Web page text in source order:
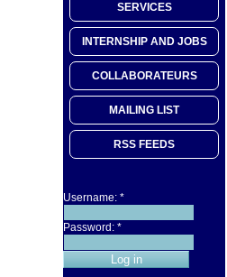
SERVICES
INTERNSHIP AND JOBS
COLLABORATEURS
MAILING LIST
RSS FEEDS
Username: *
Password: *